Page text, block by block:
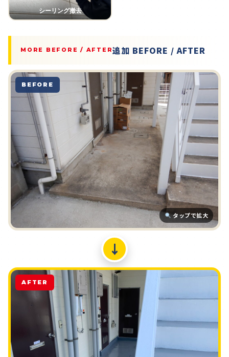
シーリング撤去
MORE BEFORE / AFTER追加 BEFORE / AFTER
タップで拡大
BEFORE
↓
AFTER